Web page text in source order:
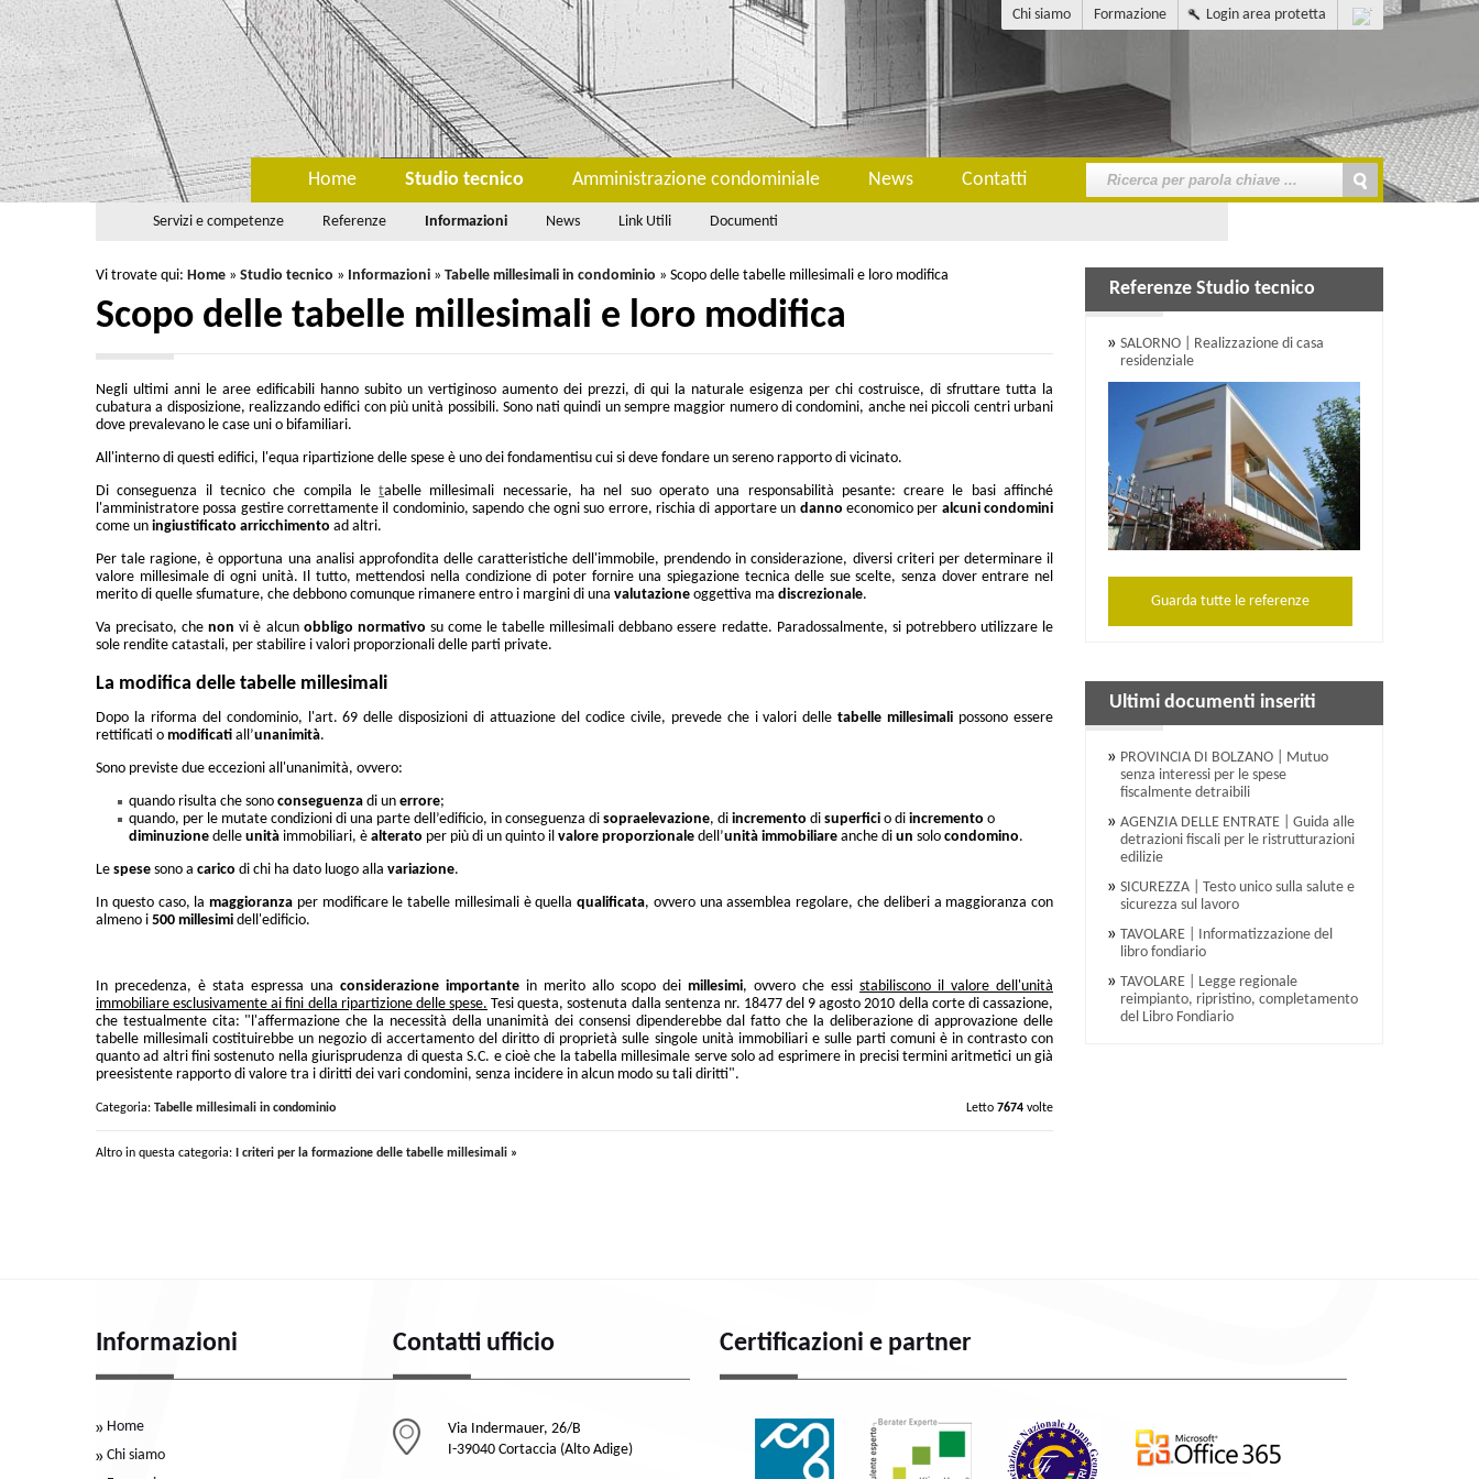
Chi siamo Formazione Login area protetta
Home Studio tecnico Amministrazione condominiale News Contatti
Servizi e competenze Referenze Informazioni News Link Utili Documenti
Vi trovate qui: Home » Studio tecnico » Informazioni » Tabelle millesimali in condominio » Scopo delle tabelle millesimali e loro modifica
Scopo delle tabelle millesimali e loro modifica
Negli ultimi anni le aree edificabili hanno subito un vertiginoso aumento dei prezzi, di qui la naturale esigenza per chi costruisce, di sfruttare tutta la
cubatura a disposizione, realizzando edifici con più unità possibili. Sono nati quindi un sempre maggior numero di condomini, anche nei piccoli centri urbani
dove prevalevano le case uni o bifamiliari.
All'interno di questi edifici, l'equa ripartizione delle spese è uno dei fondamentisu cui si deve fondare un sereno rapporto di vicinato.
Di conseguenza il tecnico che compila letabelle millesimali necessarie, ha nel suo operato una responsabilità pesante: creare le basi affinché
l'amministratore possa gestire correttamente il condominio, sapendo che ogni suo errore, rischia di apportare un danno economico per alcuni condomini
come un ingiustificato arricchimento ad altri.
Per tale ragione, è opportuna una analisi approfondita delle caratteristiche dell'immobile, prendendo in considerazione, diversi criteri per determinare il
valore millesimale di ogni unità. Il tutto, mettendosi nella condizione di poter fornire una spiegazione tecnica delle sue scelte, senza dover entrare nel
merito di quelle sfumature, che debbono comunque rimanere entro i margini di una valutazione oggettiva ma discrezionale.
Va precisato, chenon vi è alcun obbligo normativo su come le tabelle millesimali debbano essere redatte. Paradossalmente, si potrebbero utilizzare le
sole rendite catastali, per stabilire i valori proporzionali delle parti private.
La modifica delle tabelle millesimali
Dopo la riforma del condominio, l'art. 69 delle disposizioni di attuazione del codice civile, prevede che i valori delletabelle millesimali possono essere
rettificati o modificati all’unanimità.
Sono previste due eccezioni all'unanimità, ovvero:
quando risulta che sono conseguenza di un errore;
quando, per le mutate condizioni di una parte dell’edificio, in conseguenza di sopraelevazione, di incremento di superfici o di incremento o
diminuzione delle unità immobiliari, è alterato per più di un quinto il valore proporzionale dell’unità immobiliare anche di un solo condomino.
Le spese sono a carico di chi ha dato luogo alla variazione.
In questo caso, lamaggioranza per modificare le tabelle millesimali è quellaqualificata, ovvero una assemblea regolare, che deliberi a maggioranza con
almeno i 500 millesimi dell'edificio.
In precedenza, è stata espressa una considerazione importante in merito allo scopo dei millesimi, ovvero che essi stabiliscono il valore dell'unità
immobiliare esclusivamente ai fini della ripartizione delle spese. Tesi questa, sostenuta dalla sentenza nr. 18477 del 9 agosto 2010 della corte di cassazione,
che testualmente cita: "l'affermazione che la necessità della unanimità dei consensi dipenderebbe dal fatto che la deliberazione di approvazione delle
tabelle millesimali costituirebbe un negozio di accertamento del diritto di proprietà sulle singole unità immobiliari e sulle parti comuni è in contrasto con
quanto ad altri fini sostenuto nella giurisprudenza di questa S.C. e cioè che la tabella millesimale serve solo ad esprimere in precisi termini aritmetici un già
preesistente rapporto di valore tra i diritti dei vari condomini, senza incidere in alcun modo su tali diritti".
Categoria: Tabelle millesimali in condominio Letto 7674 volte
Altro in questa categoria: I criteri per la formazione delle tabelle millesimali »
Referenze Studio tecnico
SALORNO | Realizzazione di casa
residenziale
Guarda tutte le referenze
Ultimi documenti inseriti
PROVINCIA DI BOLZANO | Mutuo
senza interessi per le spese
fiscalmente detraibili
AGENZIA DELLE ENTRATE | Guida alle
detrazioni fiscali per le ristrutturazioni
edilizie
SICUREZZA | Testo unico sulla salute e
sicurezza sul lavoro
TAVOLARE | Informatizzazione del
libro fondiario
TAVOLARE | Legge regionale
reimpianto, ripristino, completamento
del Libro Fondiario
Informazioni
Home
Chi siamo
Contatti ufficio
Via Indermauer, 26/B
I-39040 Cortaccia (Alto Adige)
Certificazioni e partner